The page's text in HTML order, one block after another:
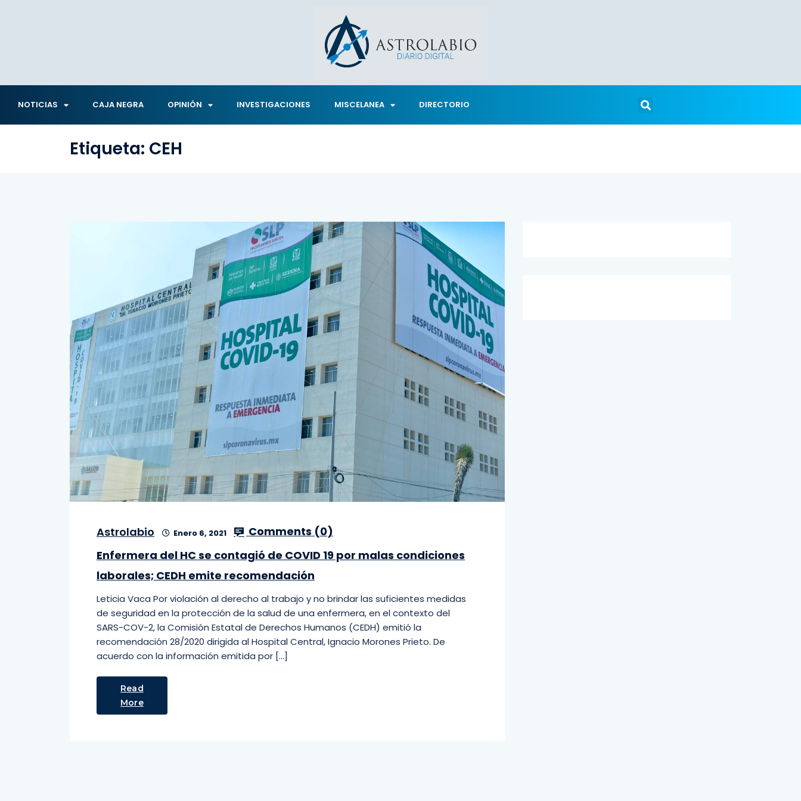
NOTICIAS CAJA NEGRA OPINIÓN INVESTIGACIONES MISCELANEA DIRECTORIO
Etiqueta: CEH
Astrolabio Enero 6, 2021 Comments (0)
Enfermera del HC se contagió de COVID 19 por malas condiciones
laborales; CEDH emite recomendación
Leticia Vaca Por violación al derecho al trabajo y no brindar las suficientes medidas
de seguridad en la protección de la salud de una enfermera, en el contexto del
SARS-COV-2, la Comisión Estatal de Derechos Humanos (CEDH) emitió la
recomendación 28/2020 dirigida al Hospital Central, Ignacio Morones Prieto. De
acuerdo con la información emitida por […]
Read
More